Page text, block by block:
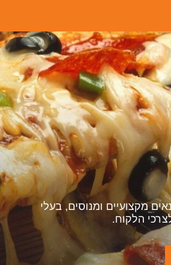
מקצועיים ומנוסים, בעלי
הלקוח.